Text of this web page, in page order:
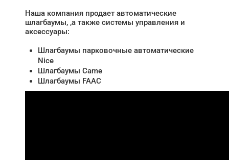
Наша компания продает автоматические
шлагбаумы, ,а также системы управления и
аксессуары:
Шлагбаумы парковочные автоматические
Nice
Шлагбаумы Came
Шлагбаумы FAAC